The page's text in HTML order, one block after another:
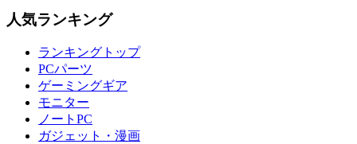
人気ランキング
ランキングトップ
PCパーツ
ゲーミングギア
モニター
ノートPC
ガジェット・漫画